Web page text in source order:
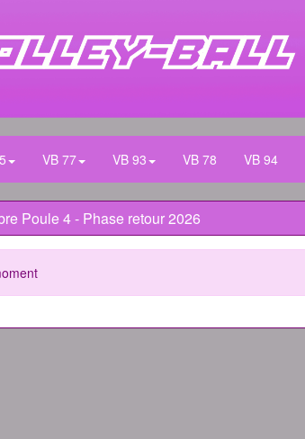
VB 77 VB 93 VB 78 VB 94
Poule 4 - Phase retour 2026